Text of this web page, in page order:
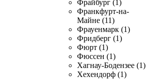
Фрайбург (1)
Франкфурт-на-
Майне (11)
Фрауенмарк (1)
Фридберг (1)
Фюрт (1)
Фюссен (1)
Хагнау-Бодензее (1)
Хехендорф (1)